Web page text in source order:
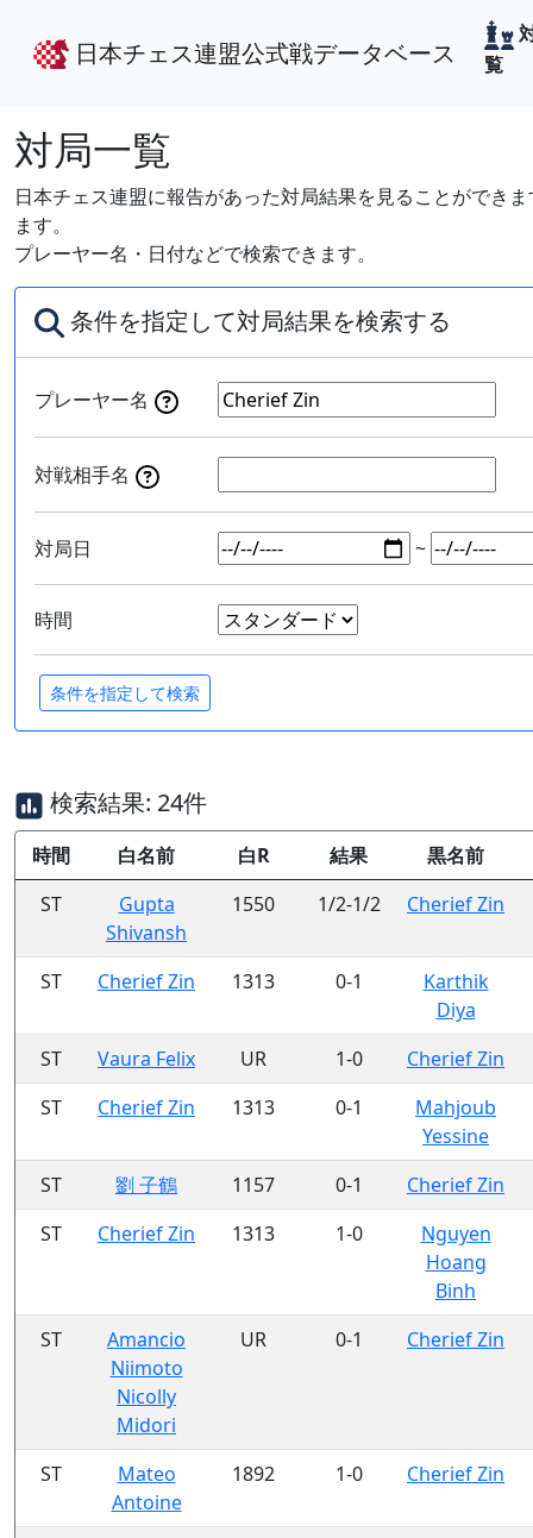
日本チェス連盟公式戦データベース
覧
対局一覧
日本チェス連盟に報告があった対局結果を見ることができ
ます。
プレーヤー名・日付などで検索できます。
条件を指定して対局結果を検索する
プレーヤー名
対戦相手名
対局日 ~
時間
検索結果: 24件
時間 白名前 白R 結果
黒名前
ST
Gupta
Shivansh
1550 1/2-1/2 Cherief Zin
ST Cherief Zin 1313 0-1
Karthik
Diya
ST
Vaura Felix UR 1-0
Cherief Zin
ST
Cherief Zin 1313 0-1
Mahjoub
Yessine
ST
劉 子鶴 1157 0-1
Cherief Zin
ST
Cherief Zin 1313 1-0
Nguyen
Hoang
Binh
ST
Amancio
Niimoto
Nicolly
Midori
UR 0-1 Cherief Zin
ST
Mateo
Antoine
1892 1-0 Cherief Zin